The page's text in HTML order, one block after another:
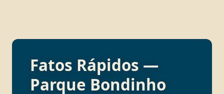
Fatos Rápidos —
Parque Bondinho